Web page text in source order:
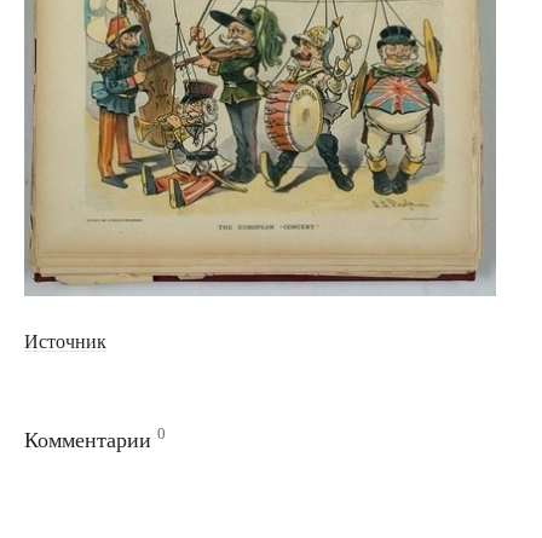
Источник
Комментарии 0